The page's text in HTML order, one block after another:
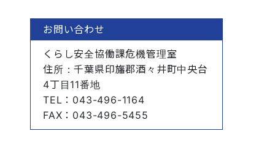
お問い合わせ
くらし安全協働課危機管理室
住所 ：千葉県印旛郡酒々井町中央台
4丁目11番地
TEL ：043-496-1164
FAX ：043-496-5455